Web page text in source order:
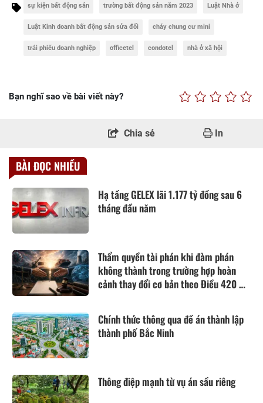
sự kiện bất động sản trường bất động sản năm 2023 Luật Nhà ở
Luật Kinh doanh bất động sản sửa đổi cháy chung cư mini
trái phiếu doanh nghiệp officetel condotel nhà ở xã hội
Bạn nghĩ sao về bài viết này?
Chia sẻ In
BÀI ĐỌC NHIỀU
Hạ tầng GELEX lãi 1.177 tỷ đồng sau 6
tháng đầu năm
Thẩm quyền tài phán khi đàm phán
không thành trong trường hợp hoàn
cảnh thay đổi cơ bản theo Điều 420 Bộ
Chính thức thông qua đề án thành lập
thành phố Bắc Ninh
Thông điệp mạnh từ vụ án sầu riêng